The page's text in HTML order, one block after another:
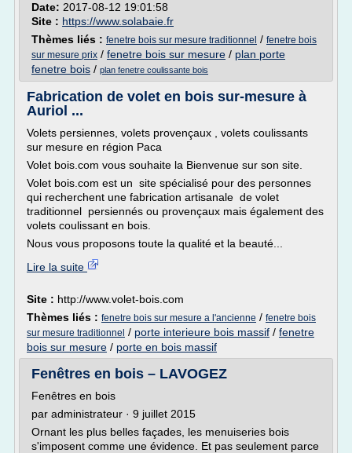
Date: 2017-08-12 19:01:58
Site : https://www.solabaie.fr
Thèmes liés : fenetre bois sur mesure traditionnel / fenetre bois
sur mesure prix / fenetre bois sur mesure / plan porte
fenetre bois / plan fenetre coulissante bois
Fabrication de volet en bois sur-mesure à
Auriol ...
Volets persiennes, volets provençaux , volets coulissants
sur mesure en région Paca
Volet bois.com vous souhaite la Bienvenue sur son site.
Volet bois.com est un site spécialisé pour des personnes
qui recherchent une fabrication artisanale de volet
traditionnel persiennés ou provençaux mais également des
volets coulissant en bois.
Nous vous proposons toute la qualité et la beauté...
Lire la suite
Site : http://www.volet-bois.com
Thèmes liés : fenetre bois sur mesure a l'ancienne / fenetre bois
sur mesure traditionnel / porte interieure bois massif / fenetre
bois sur mesure / porte en bois massif
Fenêtres en bois – LAVOGEZ
Fenêtres en bois
par administrateur · 9 juillet 2015
Ornant les plus belles façades, les menuiseries bois
s'imposent comme une évidence. Et pas seulement parce